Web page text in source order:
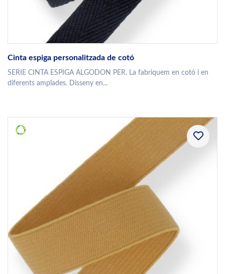
Cinta espiga personalitzada de cotó
SERIE CINTA ESPIGA ALGODON PER. La fabriquem en cotó i en
diferents amplades. Disseny en...